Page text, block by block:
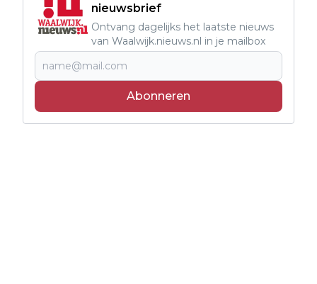
nieuwsbrief
Ontvang dagelijks het laatste nieuws
van Waalwijk.nieuws.nl in je mailbox
Abonneren